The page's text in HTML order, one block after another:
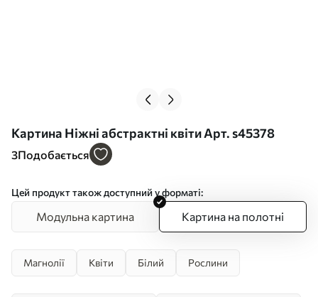
Картина Ніжні абстрактні квіти Арт. s45378
3Подобається
Цей продукт також доступний у форматі:
Модульна картина Картина на полотні
Магнолії Квіти Білий Рослини